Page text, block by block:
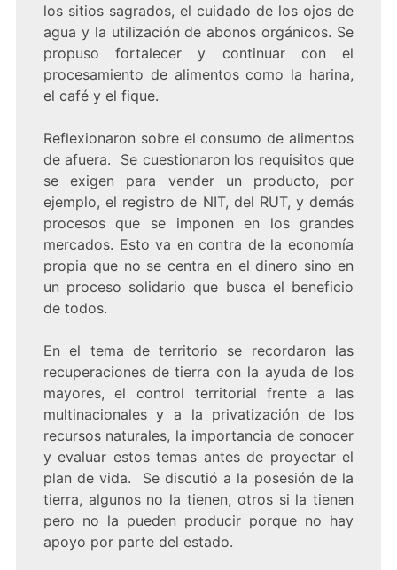
los sitios sagrados, el cuidado de los ojos de
agua y la utilización de abonos orgánicos. Se
propuso fortalecer y continuar con el
procesamiento de alimentos como la harina,
el café y el fique.
Reflexionaron sobre el consumo de alimentos
de afuera. Se cuestionaron los requisitos que
se exigen para vender un producto, por
ejemplo, el registro de NIT, del RUT, y demás
procesos que se imponen en los grandes
mercados. Esto va en contra de la economía
propia que no se centra en el dinero sino en
un proceso solidario que busca el beneficio
de todos.
En el tema de territorio se recordaron las
recuperaciones de tierra con la ayuda de los
mayores, el control territorial frente a las
multinacionales y a la privatización de los
recursos naturales, la importancia de conocer
y evaluar estos temas antes de proyectar el
plan de vida. Se discutió a la posesión de la
tierra, algunos no la tienen, otros si la tienen
pero no la pueden producir porque no hay
apoyo por parte del estado.